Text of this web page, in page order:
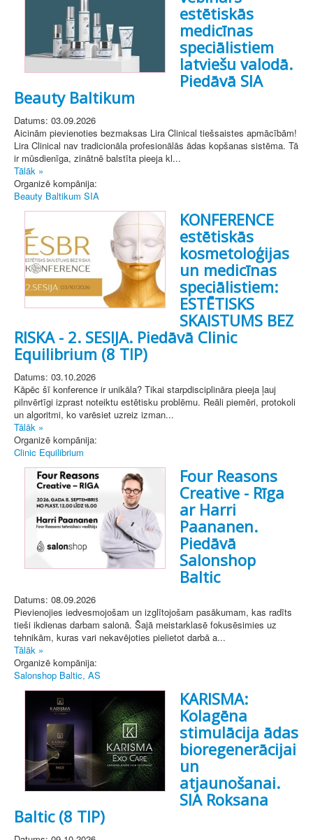
estētiskās
medicīnas
speciālistiem
latviešu valodā.
Piedāvā SIA
Beauty Baltikum
Datums: 03.09.2026
Aicinām pievienoties bezmaksas Lira Clinical tiešsaistes apmācībām!
Lira Clinical nav tradicionāla profesionālās ādas kopšanas sistēma. Tā
ir mūsdienīga, zinātnē balstīta pieeja kl...
Tālāk »
Organizē kompānija:
Beauty Baltikum SIA
KONFERENCE
estētiskās
kosmetoloģijas
un medicīnas
speciālistiem:
ESTĒTISKS
SKAISTUMS BEZ
RISKA - 2. SESIJA. Piedāvā Clinic
Equilibrium (8 TIP)
Datums: 03.10.2026
Kāpēc šī konference ir unikāla? Tikai starpdisciplināra pieeja ļauj
pilnvērtīgi izprast noteiktu estētisku problēmu. Reāli piemēri, protokoli
un algoritmi, ko varēsiet uzreiz izman...
Tālāk »
Organizē kompānija:
Clinic Equilibrium
Four Reasons
Creative - Rīga
ar Harri
Paananen.
Piedāvā
Salonshop
Baltic
Datums: 08.09.2026
Pievienojies iedvesmojošam un izglītojošam pasākumam, kas radīts
tieši ikdienas darbam salonā. Šajā meistarklasē fokusēsimies uz
tehnikām, kuras vari nekavējoties pielietot darbā a...
Tālāk »
Organizē kompānija:
Salonshop Baltic, AS
KARISMA:
Kolagēna
stimulācija ādas
bioregenerācijai
un
atjaunošanai.
SIA Roksana
Baltic (8 TIP)